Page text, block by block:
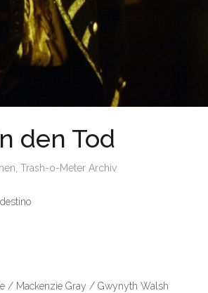
den Tod
, Trash-o-Meter Archiv
/ Mackenzie Gray / Gwynyth Walsh